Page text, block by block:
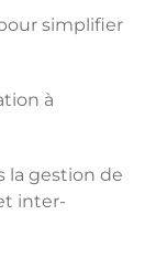
simplifier
à
la gestion de
inter-